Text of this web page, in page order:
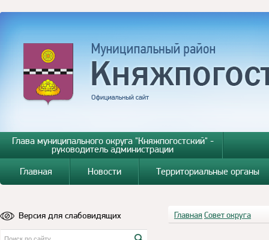
Глава муниципального округа "Княжпогостский" -
руководитель администрации
Главная
Новости Территориальные органы
Версия для слабовидящих Главная Совет округа